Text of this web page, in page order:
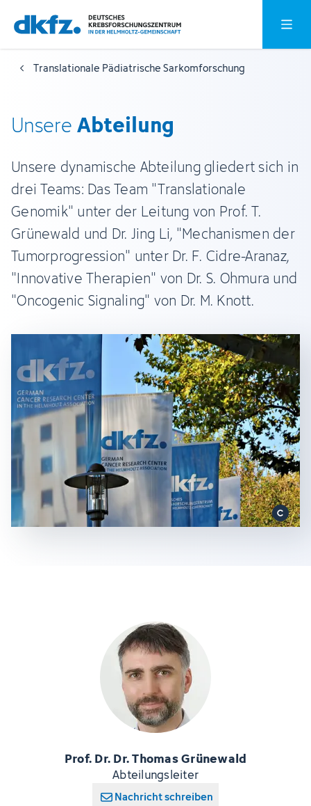
Zum
Hauptinhalt
springen
Zur
Fußzeile
springen
Translationale Pädiatrische Sarkomforschung
UnsereAbteilung
Unsere dynamische Abteilung gliedert sich in
drei Teams: Das Team "Translationale
Genomik" unter der Leitung von Prof. T.
Grünewald und Dr. Jing Li, "Mechanismen der
Tumorprogression" unter Dr. F. Cidre-Aranaz,
"Innovative Therapien" von Dr. S. Ohmura und
"Oncogenic Signaling" von Dr. M. Knott.
Prof. Dr. Dr. Thomas Grünewald
Abteilungsleiter
Nachricht schreiben